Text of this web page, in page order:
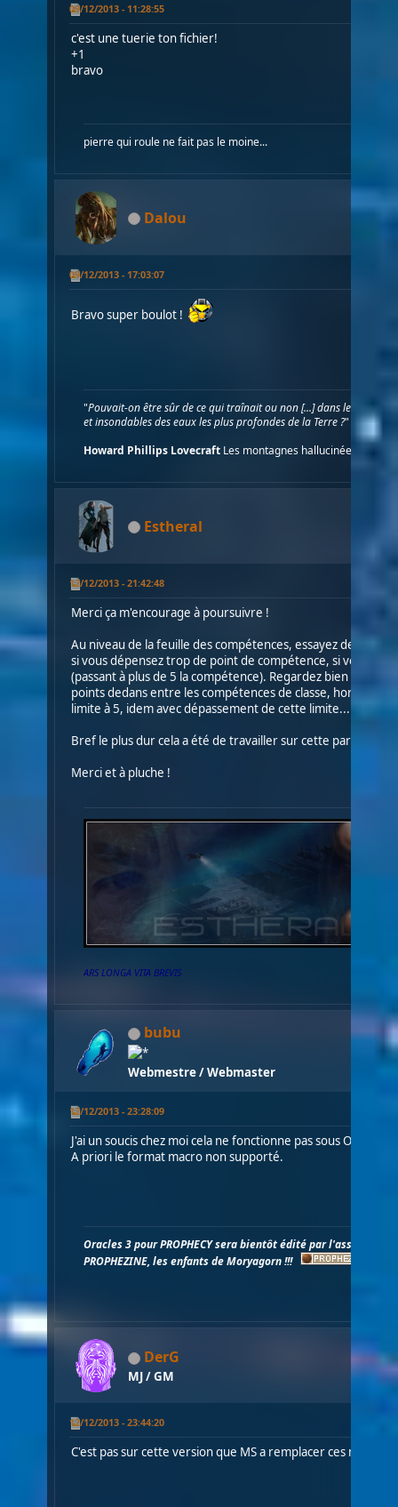
09/12/2013 - 11:28:55
c'est une tuerie ton fichier!
+1
bravo
pierre qui roule ne fait pas le moine...
Dalou
09/12/2013 - 17:03:07
Bravo super boulot !
"Pouvait-on être sûr de ce qui traînait ou non [...] dans les abysses
et insondables des eaux les plus profondes de la Terre ?"
Howard Phillips LovecraftLes montagnes hallucinées
Estheral
12/12/2013 - 21:42:48
Merci ça m'encourage à poursuivre !
Au niveau de la feuille des compétences, essayez de bien
si vous dépensez trop de point de compétence, si vous
(passant à plus de 5 la compétence). Regardez bien la
points dedans entre les compétences de classe, hors
limite à 5, idem avec dépassement de cette limite...
Bref le plus dur cela a été de travailler sur cette partie
Merci et à pluche !
ARS LONGA VITA BREVIS
bubu
Webmestre / Webmaster
12/12/2013 - 23:28:09
J'ai un soucis chez moi cela ne fonctionne pas sous Office
A priori le format macro non supporté.
Oracles 3 pour PROPHECY sera bientôt édité par l'association
PROPHEZINE, les enfants de Moryagorn !!!
DerG
MJ / GM
12/12/2013 - 23:44:20
C'est pas sur cette version que MS a remplacer ces macros